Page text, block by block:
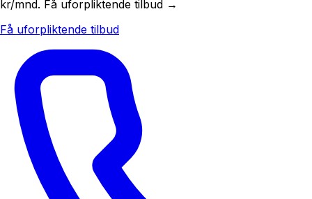
kr/mnd. Få uforpliktende tilbud →
Få uforpliktende tilbud